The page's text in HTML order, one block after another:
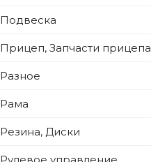
Подвеска
Прицеп, Запчасти прицепа
Разное
Рама
Резина, Диски